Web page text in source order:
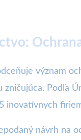
význam
Podľa
inovatívnych
návrh na